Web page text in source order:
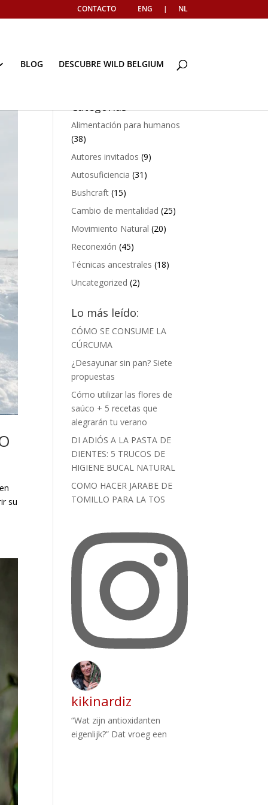
CONTACTO ENG | NL
BLOG DESCUBRE WILD BELGIUM
su
Categorías
Alimentación para humanos
(38)
Autores invitados (9)
Autosuficiencia (31)
Bushcraft (15)
Cambio de mentalidad (25)
Movimiento Natural (20)
Reconexión (45)
Técnicas ancestrales (18)
Uncategorized (2)
Lo más leído:
CÓMO SE CONSUME LA
CÚRCUMA
¿Desayunar sin pan? Siete
propuestas
Cómo utilizar las flores de
saúco + 5 recetas que
alegrarán tu verano
DI ADIÓS A LA PASTA DE
DIENTES: 5 TRUCOS DE
HIGIENE BUCAL NATURAL
COMO HACER JARABE DE
TOMILLO PARA LA TOS
kikinardiz
“Wat zijn antioxidanten
eigenlijk?” Dat vroeg een